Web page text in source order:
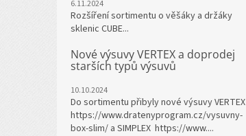
6.11.2024
Rozšíření sortimentu o věšáky a držáky
sklenic CUBE...
Nové výsuvy VERTEX a doprodej
starších typů výsuvů
10.10.2024
Do sortimentu přibyly nové výsuvy VERTEX
https://www.dratenyprogram.cz/vysuvny-
box-slim/ a SIMPLEX https://www....